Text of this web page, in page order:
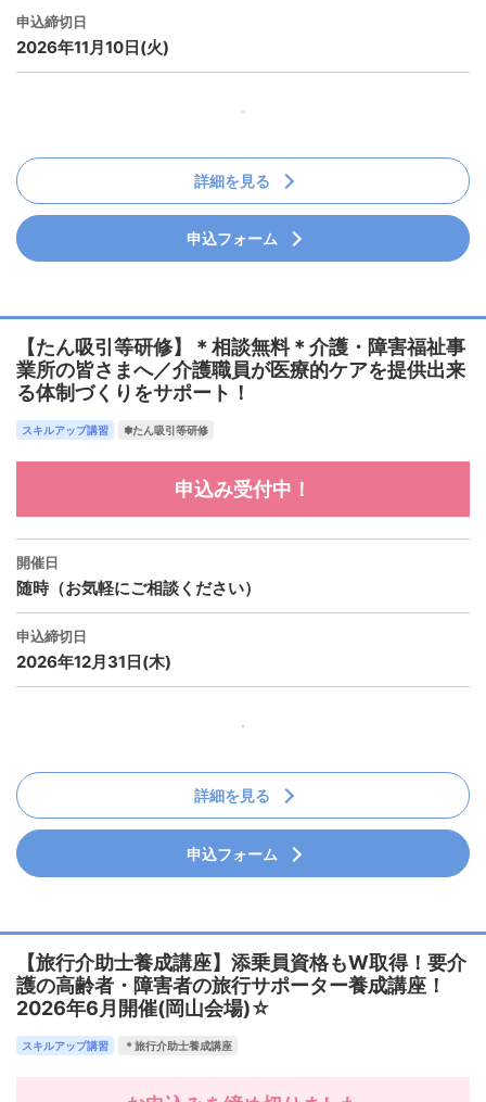
申込締切日
2026年11月10日(火)
詳細を見る
申込フォーム
【たん吸引等研修】＊相談無料＊介護・障害福祉事
業所の皆さまへ／介護職員が医療的ケアを提供出来
る体制づくりをサポート！
スキルアップ講習 ✽たん吸引等研修
申込み受付中！
開催日
随時（お気軽にご相談ください）
申込締切日
2026年12月31日(木)
詳細を見る
申込フォーム
【旅行介助士養成講座】添乗員資格もW取得！要介
護の高齢者・障害者の旅行サポーター養成講座！
2026年6月開催(岡山会場)☆
スキルアップ講習 ＊旅行介助士養成講座